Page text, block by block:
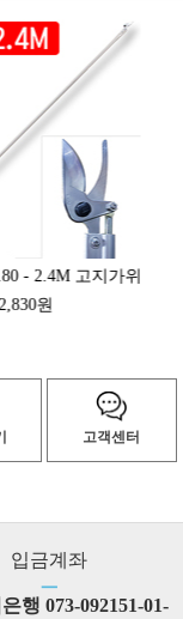
가위
고객센터
입금계좌
ㅡ
행 073-092151-01-